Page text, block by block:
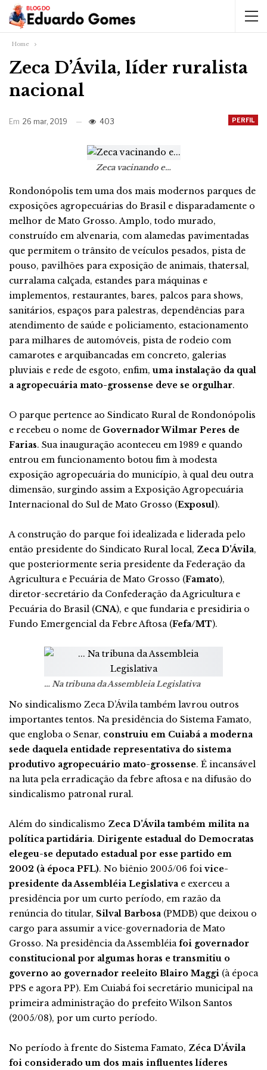
Home
Zeca D’Ávila, líder ruralista
nacional
PERFIL
Em 26 mar, 2019 403
Zeca vacinando e…
Rondonópolis tem uma dos mais modernos parques de
exposições agropecuárias do Brasil e disparadamente o
melhor de Mato Grosso. Amplo, todo murado,
construído em alvenaria, com alamedas pavimentadas
que permitem o trânsito de veículos pesados, pista de
pouso, pavilhões para exposição de animais, thatersal,
curralama calçada, estandes para máquinas e
implementos, restaurantes, bares, palcos para shows,
sanitários, espaços para palestras, dependências para
atendimento de saúde e policiamento, estacionamento
para milhares de automóveis, pista de rodeio com
camarotes e arquibancadas em concreto, galerias
pluviais e rede de esgoto, enfim,uma instalação da qual
a agropecuária mato-grossense deve se orgulhar.
O parque pertence ao Sindicato Rural de Rondonópolis
e recebeu o nome de Governador Wilmar Peres de
Farias. Sua inauguração aconteceu em 1989 e quando
entrou em funcionamento botou fim à modesta
exposição agropecuária do município, à qual deu outra
dimensão, surgindo assim a Exposição Agropecuária
Internacional do Sul de Mato Grosso (Exposul).
A construção do parque foi idealizada e liderada pelo
então presidente do Sindicato Rural local, Zeca D’Ávila,
que posteriormente seria presidente da Federação da
Agricultura e Pecuária de Mato Grosso (Famato),
diretor-secretário da Confederação da Agricultura e
Pecuária do Brasil (CNA), e que fundaria e presidiria o
Fundo Emergencial da Febre Aftosa (Fefa/MT).
… Na tribuna da Assembleia Legislativa
No sindicalismo Zeca D’Ávila também lavrou outros
importantes tentos. Na presidência do Sistema Famato,
que engloba o Senar, construiu em Cuiabá a moderna
sede daquela entidade representativa do sistema
produtivo agropecuário mato-grossense. É incansável
na luta pela erradicação da febre aftosa e na difusão do
sindicalismo patronal rural.
Além do sindicalismo Zeca D’Ávila também milita na
política partidária. Dirigente estadual do Democratas
elegeu-se deputado estadual por esse partido em
2002 (à época PFL). No biênio 2005/06 foi vice-
presidente da Assembléia Legislativa e exerceu a
presidência por um curto período, em razão da
renúncia do titular, Silval Barbosa (PMDB) que deixou o
cargo para assumir a vice-governadoria de Mato
Grosso. Na presidência da Assembléiafoi governador
constitucional por algumas horas e transmitiu o
governo ao governador reeleito Blairo Maggi (à época
PPS e agora PP). Em Cuiabá foi secretário municipal na
primeira administração do prefeito Wilson Santos
(2005/08), por um curto período.
No período à frente do Sistema Famato, Zéca D’Ávila
foi considerado um dos mais influentes líderes